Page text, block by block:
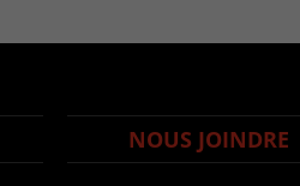
NOUS JOINDRE